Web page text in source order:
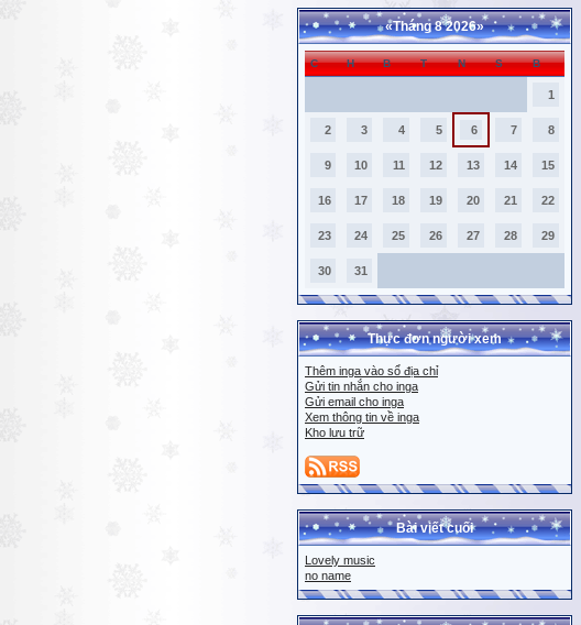
«Tháng 8 2026»
C H B T N S B
1
2 3 4 5 6 7 8
9 10 11 12 13 14 15
16 17 18 19 20 21 22
23 24 25 26 27 28 29
30 31
Thực đơn người xem
Thêm inga vào sổ địa chỉ
Gửi tin nhắn cho inga
Gửi email cho inga
Xem thông tin về inga
Kho lưu trữ
Bài viết cuối
Lovely music
no name